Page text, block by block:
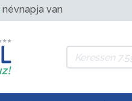
névnapja van